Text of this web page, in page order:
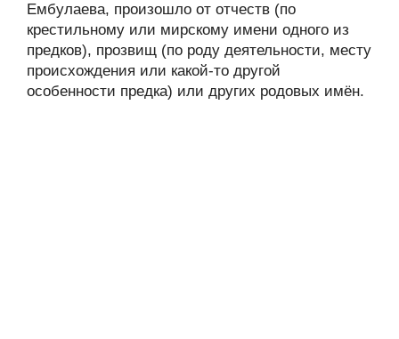
Ембулаева, произошло от отчеств (по
крестильному или мирскому имени одного из
предков), прозвищ (по роду деятельности, месту
происхождения или какой-то другой
особенности предка) или других родовых имён.